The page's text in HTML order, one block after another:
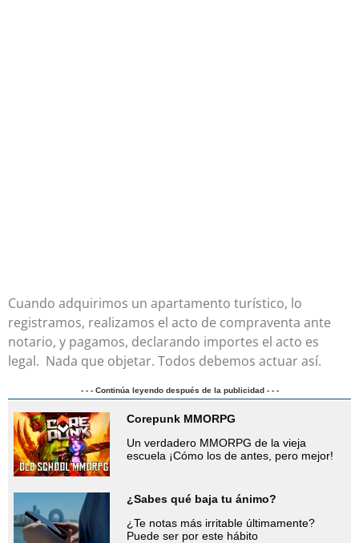
Cuando adquirimos un apartamento turístico, lo
registramos, realizamos el acto de compraventa ante
notario, y pagamos, declarando importes el acto es
legal. Nada que objetar. Todos debemos actuar así.
- - - Continúa leyendo después de la publicidad - - -
Corepunk MMORPG
Un verdadero MMORPG de la vieja
escuela ¡Cómo los de antes, pero mejor!
¿Sabes qué baja tu ánimo?
¿Te notas más irritable últimamente?
Puede ser por este hábito